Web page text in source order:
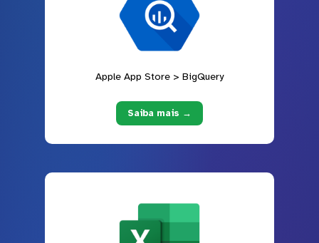
Apple App Store > BigQuery
Saiba mais →